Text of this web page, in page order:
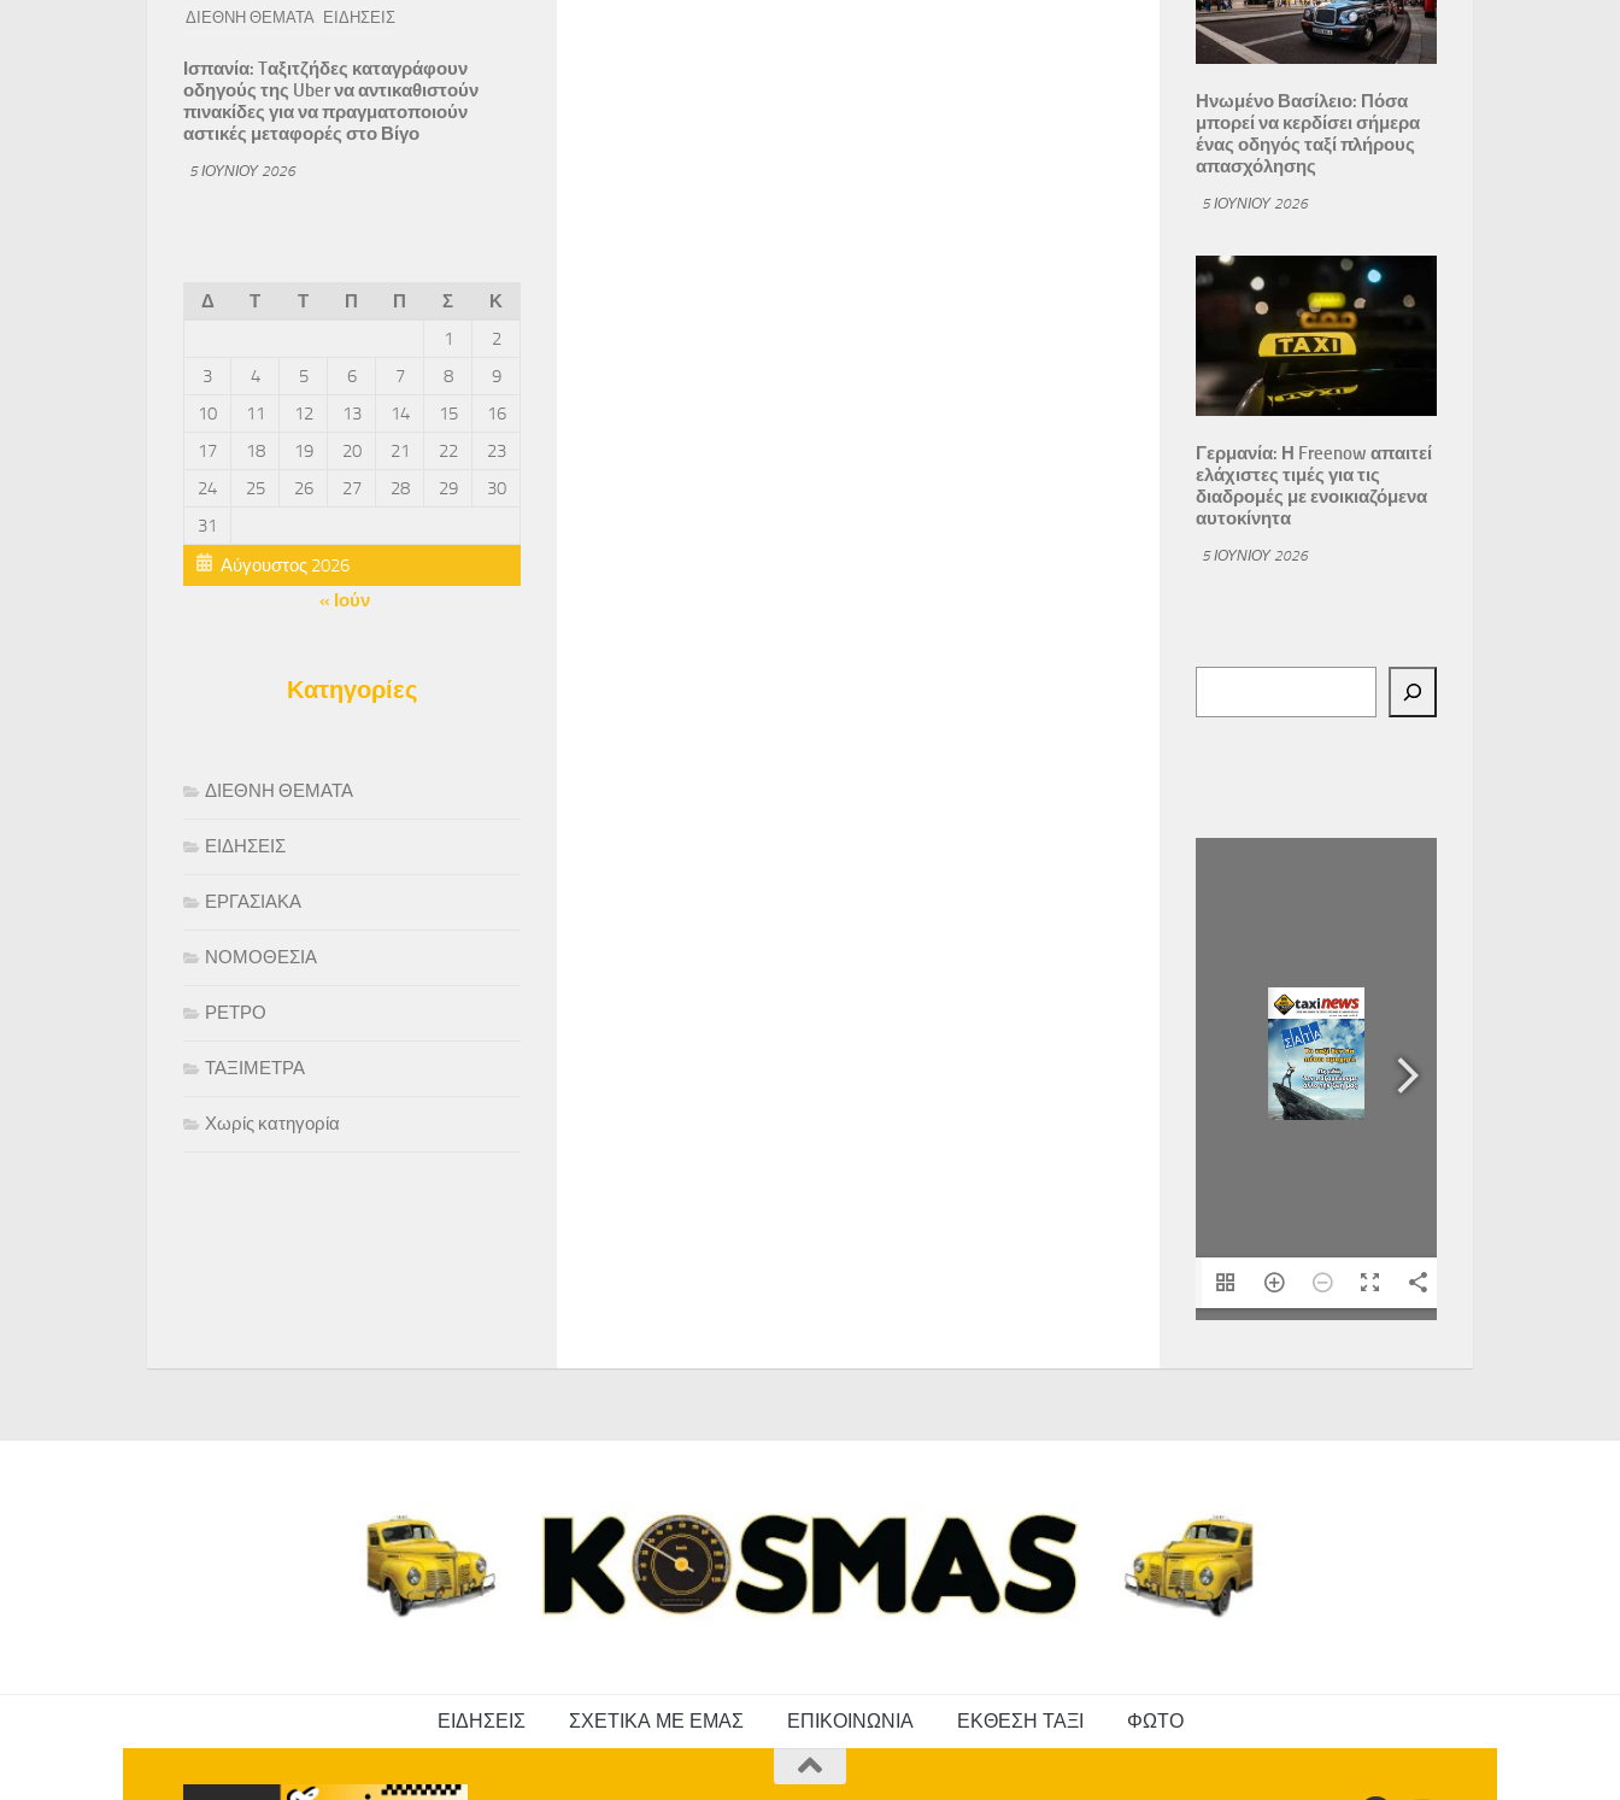
ΔΙΕΘΝΗ ΘΕΜΑΤΑ ΕΙΔΗΣΕΙΣ
Ισπανία: Tαξιτζήδες καταγράφουν
οδηγούς της Uber να αντικαθιστούν
πινακίδες για να πραγματοποιούν
αστικές μεταφορές στο Βίγο
5 ΙΟΥΝΊΟΥ 2026
Αύγουστος 2026
Δ Τ Τ Π Π Σ
Κ
1
2
3
4 5 6 7 8
9
10
11 12 13 14 15
16
17
18 19 20 21 22
23
24
25 26 27 28 29
30
31
« Ιούν
Κατηγορίες
ΔΙΕΘΝΗ ΘΕΜΑΤΑ
ΕΙΔΗΣΕΙΣ
ΕΡΓΑΣΙΑΚΑ
ΝΟΜΟΘΕΣΙΑ
ΡΕΤΡΟ
ΤΑΞΙΜΕΤΡΑ
Χωρίς κατηγορία
Ηνωμένο Βασίλειο: Πόσα
μπορεί να κερδίσει σήμερα
ένας οδηγός ταξί πλήρους
απασχόλησης
5 ΙΟΥΝΊΟΥ 2026
Γερμανία: Η Freenow απαιτεί
ελάχιστες τιμές για τις
διαδρομές με ενοικιαζόμενα
αυτοκίνητα
5 ΙΟΥΝΊΟΥ 2026
ΕΙΔΗΣΕΙΣ ΣΧΕΤΙΚΑ ΜΕ ΕΜΑΣ ΕΠΙΚΟΙΝΩΝΙΑ ΕΚΘΕΣΗ ΤΑΞΙ ΦΩΤΟ